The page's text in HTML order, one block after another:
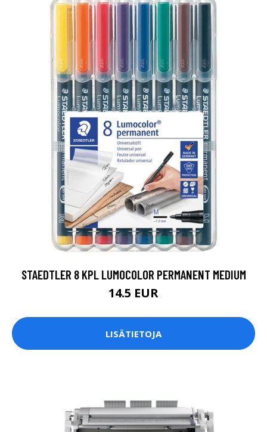
STAEDTLER 8 KPL LUMOCOLOR PERMANENT MEDIUM
14.5 EUR
LISÄTIETOJA